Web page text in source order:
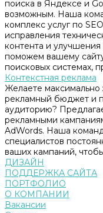
поиска в Яндексе и
возможным. Наша
комплекс услуг по
исправления
контента и
поможем вашему
поисковых системах,
Контекстная реклама
Желаете максимально
рекламный бюджет и
аудиторию?
рекламными
AdWords. Наша
специалистов
ваших кампаний,
ДИЗАЙН
ПОДДЕРЖКА САЙТА
ПОРТФОЛИО
О КОМПАНИИ
Вакансии